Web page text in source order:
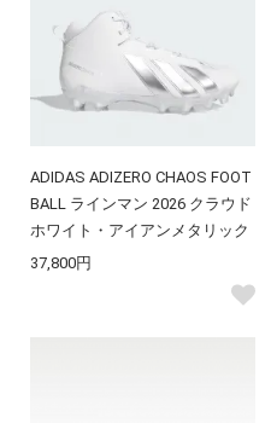
ADIDAS ADIZERO CHAOS FOOT
BALL ラインマン 2026 クラウド
ホワイト・アイアンメタリック
37,800円